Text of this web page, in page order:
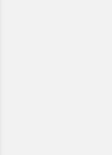
Stempel